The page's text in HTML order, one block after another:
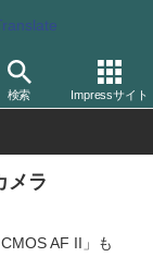
検索 Impressサイト
パクト）カメラ キ
メラ
AF II」も